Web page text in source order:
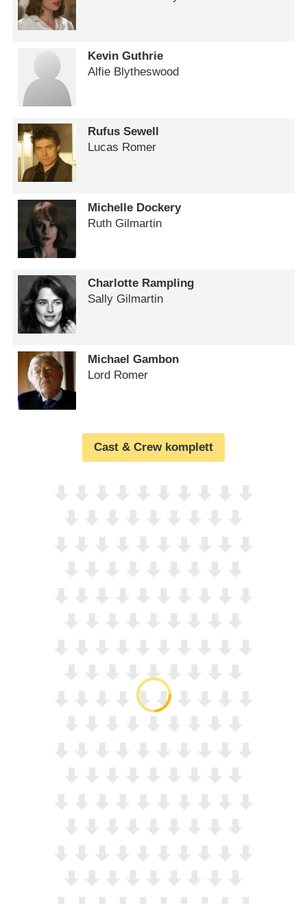
Kevin Guthrie
Alfie Blytheswood
Rufus Sewell
Lucas Romer
Michelle Dockery
Ruth Gilmartin
Charlotte Rampling
Sally Gilmartin
Michael Gambon
Lord Romer
Cast & Crew komplett